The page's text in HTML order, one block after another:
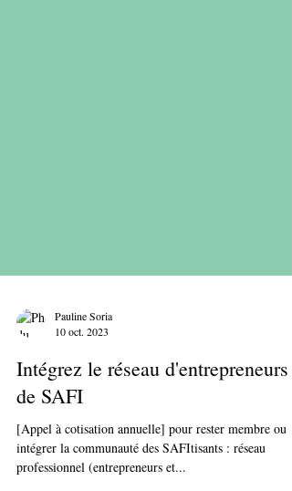
Pauline Soria
10 oct. 2023
Intégrez le réseau d'entrepreneurs
de SAFI